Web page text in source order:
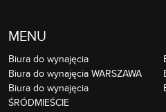
MENU
Biura do wynajęcia
Biura do wynajęcia WARSZAWA
Biura do wynajęcia
ŚRÓDMIEŚCIE